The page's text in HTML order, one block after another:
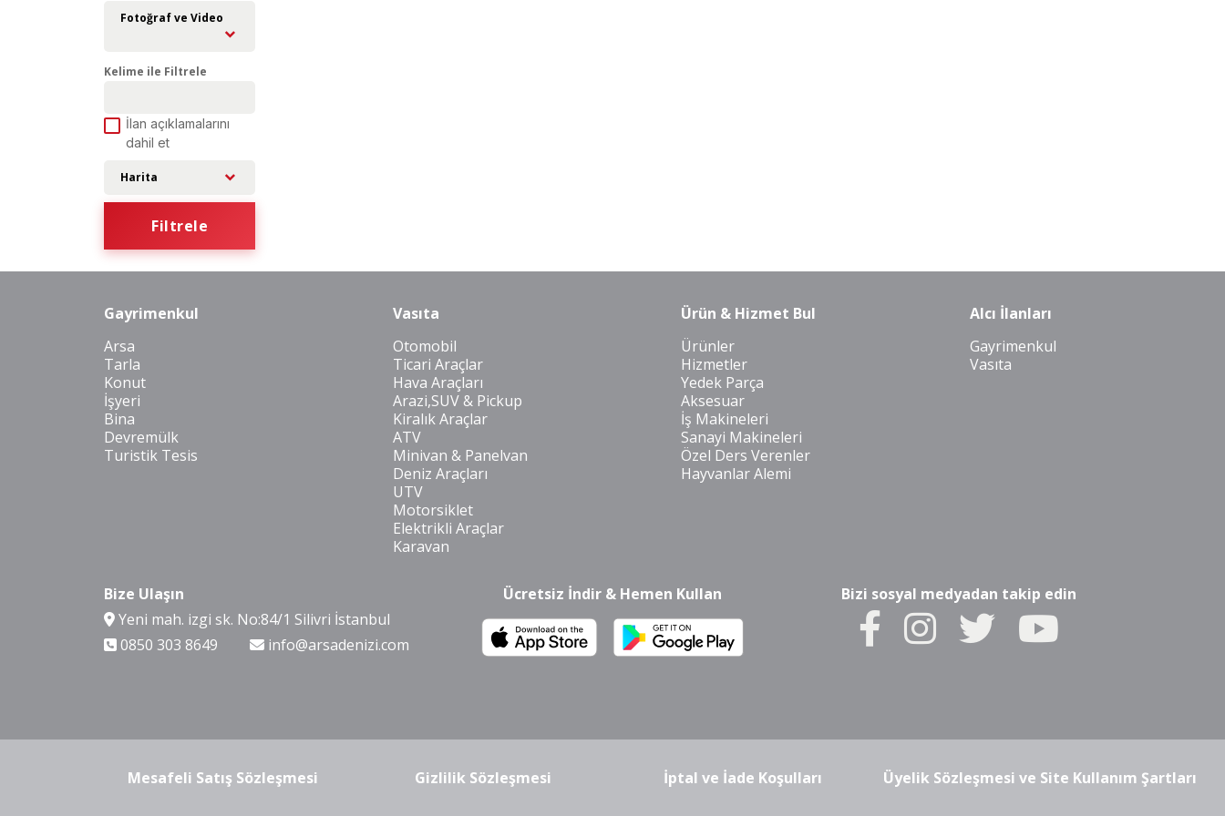
Fotoğraf ve Video
Kelime ile Filtrele
İlan açıklamalarını
dahil et
Harita
Filtrele
Gayrimenkul
Arsa
Tarla
Konut
İşyeri
Bina
Devremülk
Turistik Tesis
Vasıta
Otomobil
Ticari Araçlar
Hava Araçları
Arazi,SUV & Pickup
Kiralık Araçlar
ATV
Minivan & Panelvan
Deniz Araçları
UTV
Motorsiklet
Elektrikli Araçlar
Karavan
Ürün & Hizmet Bul
Ürünler
Hizmetler
Yedek Parça
Aksesuar
İş Makineleri
Sanayi Makineleri
Özel Ders Verenler
Hayvanlar Alemi
Alcı İlanları
Gayrimenkul
Vasıta
Bize Ulaşın
Yeni mah. izgi sk. No:84/1 Silivri İstanbul
0850 303 8649
info@arsadenizi.com
Ücretsiz İndir & Hemen Kullan Bizi sosyal medyadan takip edin
Mesafeli Satış Sözleşmesi Gizlilik Sözleşmesi İptal ve İade Koşulları Üyelik Sözleşmesi ve Site Kullanım Şartları